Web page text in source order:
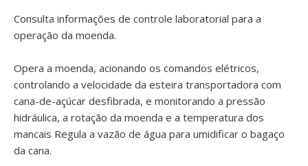
Consulta informações de controle laboratorial para a
operação da moenda.
Opera a moenda, acionando os comandos elétricos,
controlando a velocidade da esteira transportadora com
cana-de-açúcar desfibrada, e monitorando a pressão
hidráulica, a rotação da moenda e a temperatura dos
mancais Regula a vazão de água para umidificar o bagaço
da cana.